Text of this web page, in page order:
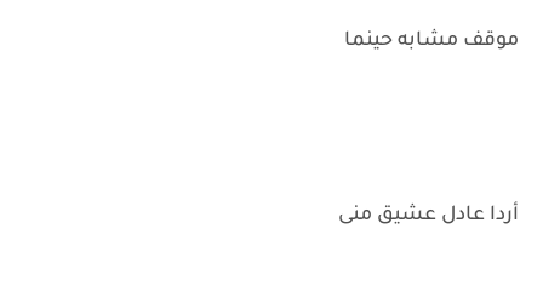
موقف مشابه حينما
أردا عادل عشيق منى